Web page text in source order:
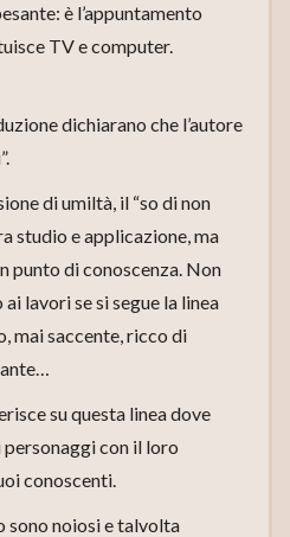
è l’appuntamento
TV e computer.
dichiarano che l’autore
di umiltà, il “so di non
studio e applicazione, ma
punto di conoscenza. Non
lavori se si segue la linea
mai saccente, ricco di
su questa linea dove
con il loro
conoscenti.
sono noiosi e talvolta